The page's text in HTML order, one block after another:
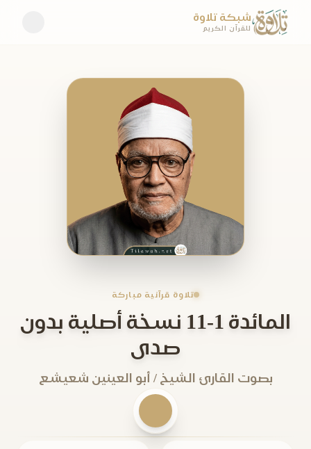
شبكة تلاوة
للقرآن الكريم
تلاوة قرآنية مباركة
المائدة 1-11 نسخة أصلية بدون
صدى
بصوت القارئ الشيخ / أبو العينين شعيشع